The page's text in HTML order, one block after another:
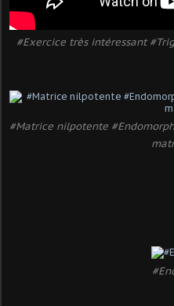
#Exercice très intéressant
#Matrice nilpotente